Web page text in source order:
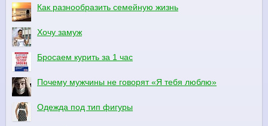
Как разнообразить семейную жизнь
Хочу замуж
Бросаем курить за 1 час
Почему мужчины не говорят «Я тебя люблю»
Одежда под тип фигуры